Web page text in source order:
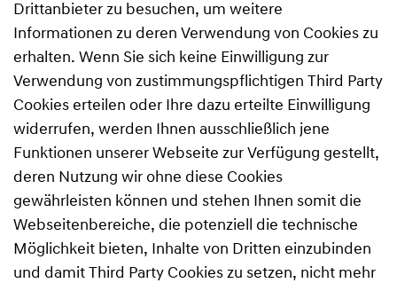
Drittanbieter zu besuchen, um weitere
Informationen zu deren Verwendung von Cookies zu
erhalten. Wenn Sie sich keine Einwilligung zur
Verwendung von zustimmungspflichtigen Third Party
Cookies erteilen oder Ihre dazu erteilte Einwilligung
widerrufen, werden Ihnen ausschließlich jene
Funktionen unserer Webseite zur Verfügung gestellt,
deren Nutzung wir ohne diese Cookies
gewährleisten können und stehen Ihnen somit die
Webseitenbereiche, die potenziell die technische
Möglichkeit bieten, Inhalte von Dritten einzubinden
und damit Third Party Cookies zu setzen, nicht mehr